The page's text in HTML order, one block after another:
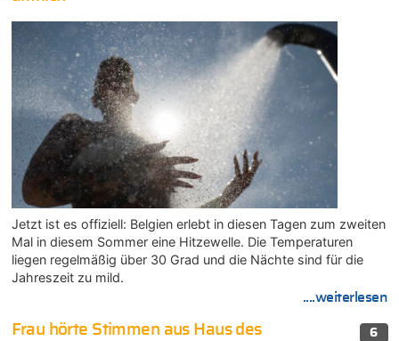
Jetzt ist es offiziell: Belgien erlebt in diesen Tagen zum zweiten
Mal in diesem Sommer eine Hitzewelle. Die Temperaturen
liegen regelmäßig über 30 Grad und die Nächte sind für die
Jahreszeit zu mild.
....weiterlesen
6
Frau hörte Stimmen aus Haus des